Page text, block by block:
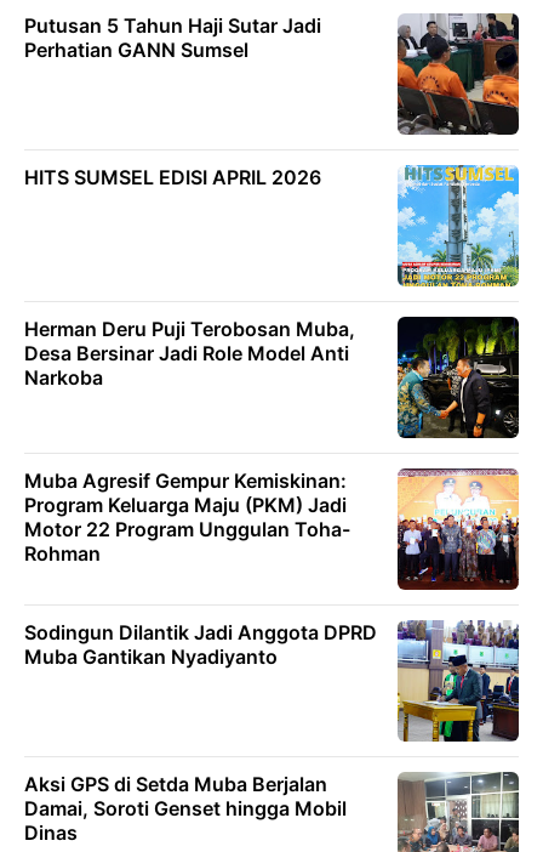
Putusan 5 Tahun Haji Sutar Jadi
Perhatian GANN Sumsel
HITS SUMSEL EDISI APRIL 2026
Herman Deru Puji Terobosan Muba,
Desa Bersinar Jadi Role Model Anti
Narkoba
Muba Agresif Gempur Kemiskinan:
Program Keluarga Maju (PKM) Jadi
Motor 22 Program Unggulan Toha-
Rohman
Sodingun Dilantik Jadi Anggota DPRD
Muba Gantikan Nyadiyanto
Aksi GPS di Setda Muba Berjalan
Damai, Soroti Genset hingga Mobil
Dinas